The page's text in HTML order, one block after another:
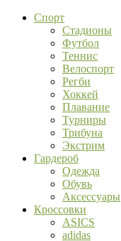
Спорт
Стадионы
Футбол
Теннис
Велоспорт
Регби
Хоккей
Плавание
Турниры
Трибуна
Экстрим
Гардероб
Одежда
Обувь
Аксессуары
Кроссовки
ASICS
adidas